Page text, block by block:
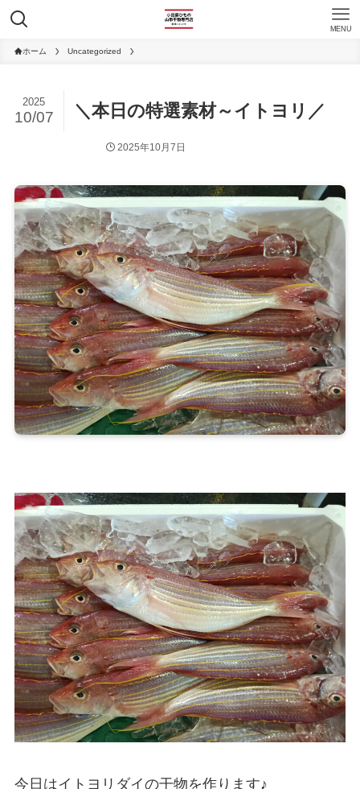
MENU
ホーム Uncategorized
＼本日の特選素材～イトヨリ／
2025
10/07
2025年10月7日
今日はイトヨリダイの干物を作ります♪